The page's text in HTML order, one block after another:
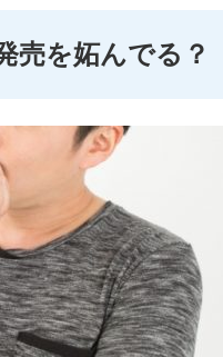
売を妬んでる？